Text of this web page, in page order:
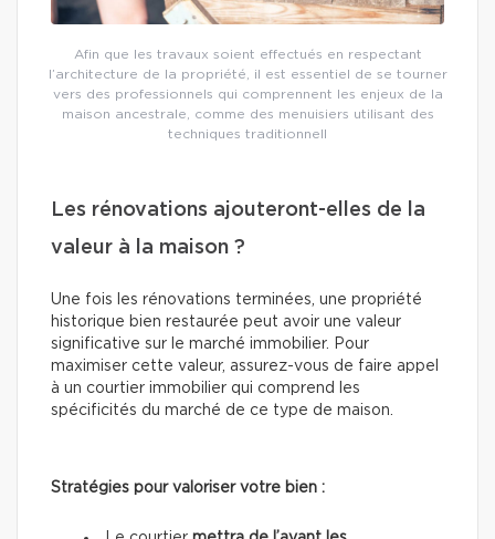
Afin que les travaux soient effectués en respectant
l’architecture de la propriété, il est essentiel de se tourner
vers des professionnels qui comprennent les enjeux de la
maison ancestrale, comme des menuisiers utilisant des
techniques traditionnell
Les rénovations ajouteront-elles de la
valeur à la maison ?
Une fois les rénovations terminées, une propriété
historique bien restaurée peut avoir une valeur
significative sur le marché immobilier. Pour
maximiser cette valeur, assurez-vous de faire appel
à un courtier immobilier qui comprend les
spécificités du marché de ce type de maison.
Stratégies pour valoriser votre bien :